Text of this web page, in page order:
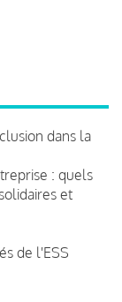
dans la
: quels
et
de l'ESS